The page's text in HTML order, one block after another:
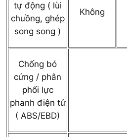
tự động ( lùi
chuồng, ghép
song song )
Không
Chống bó
cứng / phân
phối lực
phanh điện tử
( ABS/EBD)